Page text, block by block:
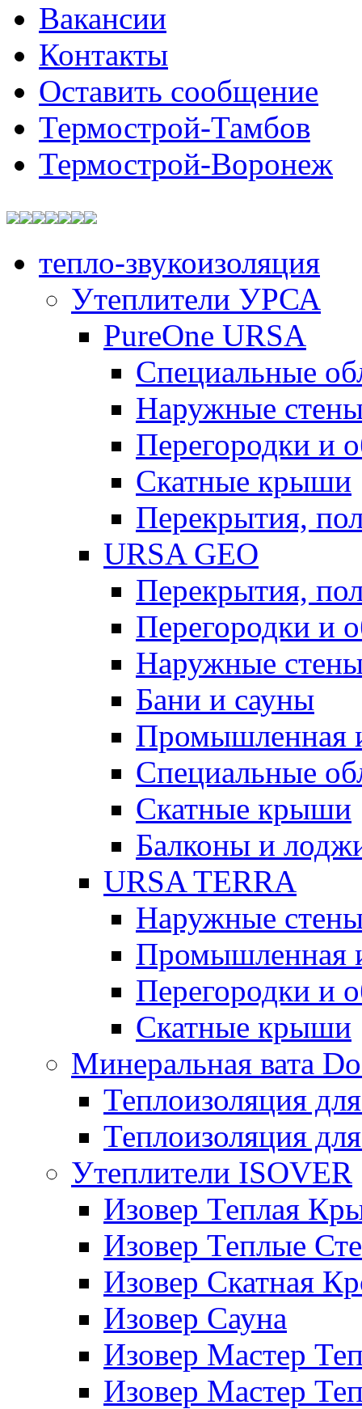
Вакансии
Контакты
Оставить сообщение
Термострой-Тамбов
Термострой-Воронеж
тепло-звукоизоляция
Утеплители УРСА
PureOne URSA
Специальные
Наружные
Перегородки и
Скатные крыши
Перекрытия,
URSA GEO
Перекрытия,
Перегородки и
Наружные
Бани и сауны
Промышленная
Специальные
Скатные крыши
Балконы и
URSA TERRA
Наружные
Промышленная
Перегородки и
Скатные крыши
Минеральная вата
Теплоизоляция
Теплоизоляция
Утеплители ISOVER
Изовер Теплая
Изовер Теплые
Изовер Скатная
Изовер Сауна
Изовер Мастер
Изовер Мастер